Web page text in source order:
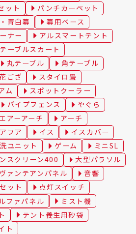
ット
パンチカーペット
青白幕
幕用ベース
ナー
アルスマートテント
テーブルスカート
丸テーブル
角テーブル
ござ
スタイロ畳
ム
スポットクーラー
パイプフェンス
やぐら
アーアーチ
アーチ
フア イス
イスカバー
ユニット ゲーム
ミニSL
スクリーン400
大型パラソル
ヴァンテアンパネル
音響
ット
点灯スイッチ
ファパネル
ミスト機
テント養生用砂袋
ト